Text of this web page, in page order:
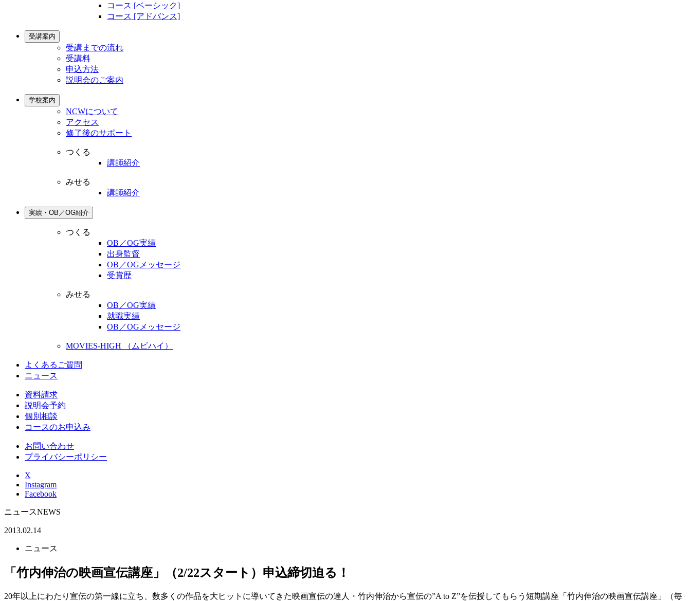
コース [ベーシック]
コース [アドバンス]
受講案内
受講までの流れ
受講料
申込方法
説明会のご案内
学校案内
NCWについて
アクセス
修了後のサポート
つくる
講師紹介
みせる
講師紹介
実績・OB／OG紹介
つくる
OB／OG実績
出身監督
OB／OGメッセージ
受賞歴
みせる
OB／OG実績
就職実績
OB／OGメッセージ
MOVIES-HIGH （ムビハイ）
よくあるご質問
ニュース
資料請求
説明会予約
個別相談
コースのお申込み
お問い合わせ
プライバシーポリシー
X
Instagram
Facebook
ニュースNEWS
2013.02.14
ニュース
「竹内伸治の映画宣伝講座」（2/22スタート）申込締切迫る！
20年以上にわたり宣伝の第一線に立ち、数多くの作品を大ヒットに導いてきた映画宣伝の達人・竹内伸治から宣伝の”A to Z”を伝授してもらう短期講座「竹内伸治の映画宣伝講座」（毎